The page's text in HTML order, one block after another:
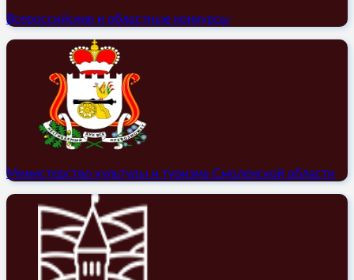
Всероссийские и областные конкурсы
Министерство культуры и туризма Смоленской области